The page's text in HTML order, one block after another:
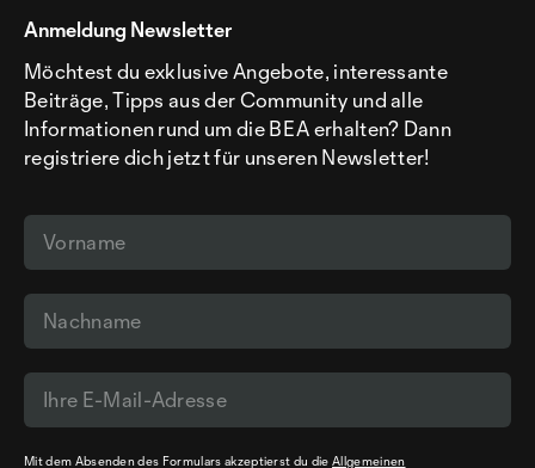
Anmeldung Newsletter
Möchtest du exklusive Angebote, interessante
Beiträge, Tipps aus der Community und alle
Informationen rund um die BEA erhalten? Dann
registriere dich jetzt für unseren Newsletter!
Mit dem Absenden des Formulars akzeptierst du dieAllgemeinen